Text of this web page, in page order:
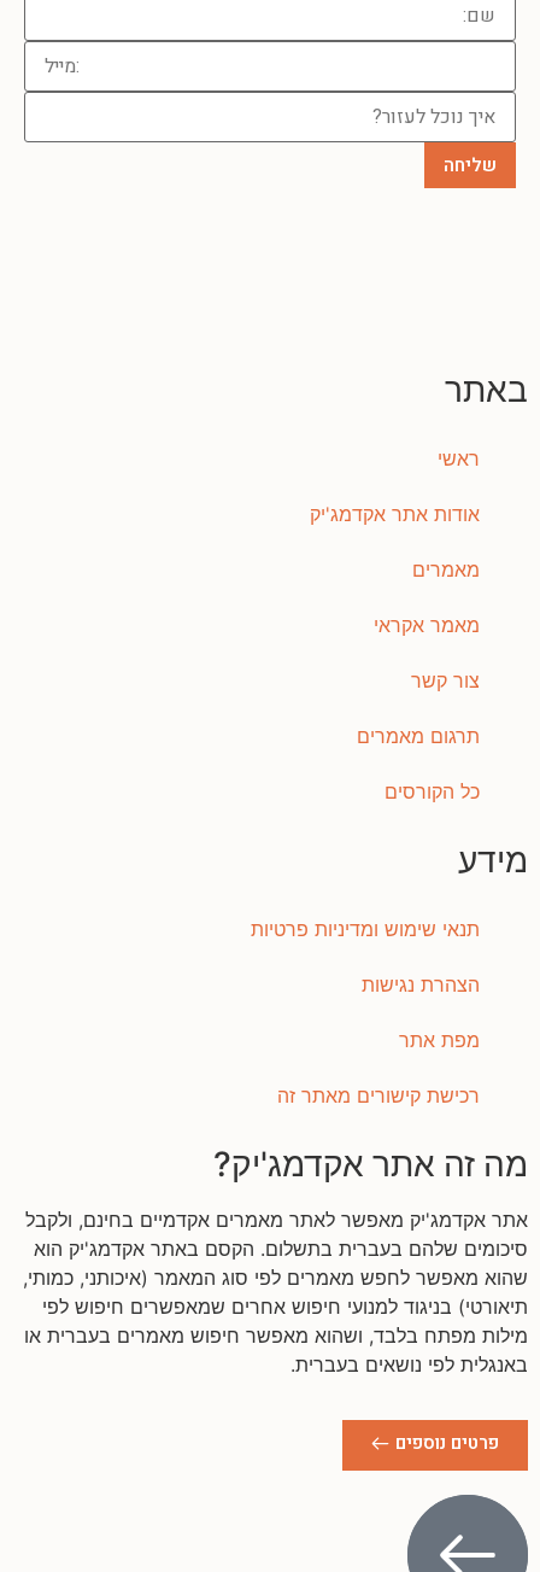
באתר
ראשי
אודות אתר אקדמג'יק
מאמרים
מאמר אקראי
צור קשר
תרגום מאמרים
כל הקורסים
מידע
תנאי שימוש ומדיניות פרטיות
הצהרת נגישות
מפת אתר
רכישת קישורים מאתר זה
מה זה אתר אקדמג'יק?
אתר אקדמג'יק מאפשר לאתר מאמרים אקדמיים בחינם, ולקבל
סיכומים שלהם בעברית בתשלום. הקסם באתר אקדמג'יק הוא
שהוא מאפשר לחפש מאמרים לפי סוג המאמר (איכותני, כמותי,
תיאורטי) בניגוד למנועי חיפוש אחרים שמאפשרים חיפוש לפי
מילות מפתח בלבד, ושהוא מאפשר חיפוש מאמרים בעברית או
באנגלית לפי נושאים בעברית.
פרטים נוספים